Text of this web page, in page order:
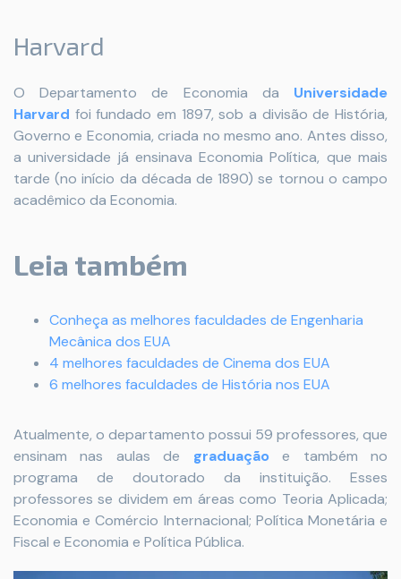
Harvard
O Departamento de Economia da Universidade
Harvard foi fundado em 1897, sob a divisão de História,
Governo e Economia, criada no mesmo ano. Antes disso,
a universidade já ensinava Economia Política, que mais
tarde (no início da década de 1890) se tornou o campo
acadêmico da Economia.
Leia também
Conheça as melhores faculdades de Engenharia
Mecânica dos EUA
4 melhores faculdades de Cinema dos EUA
6 melhores faculdades de História nos EUA
Atualmente, o departamento possui 59 professores, que
ensinam nas aulas de graduação e também no
programa de doutorado da instituição. Esses
professores se dividem em áreas como Teoria Aplicada;
Economia e Comércio Internacional; Política Monetária e
Fiscal e Economia e Política Pública.